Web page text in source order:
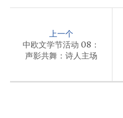
n
上一个
中欧文学节活动 08：
声影共舞：诗人主场